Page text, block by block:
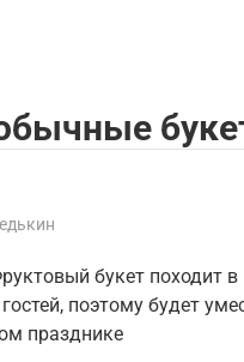
букет походит в
поэтому будет
празднике